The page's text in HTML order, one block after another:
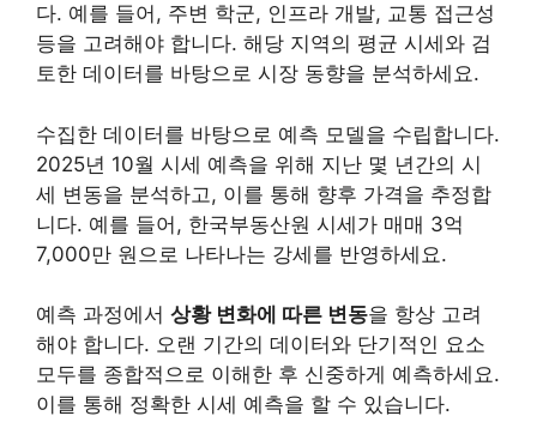
다. 예를 들어, 주변 학군, 인프라 개발, 교통 접근성
등을 고려해야 합니다. 해당 지역의 평균 시세와 검
토한 데이터를 바탕으로 시장 동향을 분석하세요.
수집한 데이터를 바탕으로 예측 모델을 수립합니다.
2025년 10월 시세 예측을 위해 지난 몇 년간의 시
세 변동을 분석하고, 이를 통해 향후 가격을 추정합
니다. 예를 들어, 한국부동산원 시세가 매매 3억
7,000만 원으로 나타나는 강세를 반영하세요.
예측 과정에서 상황 변화에 따른 변동을 항상 고려
해야 합니다. 오랜 기간의 데이터와 단기적인 요소
모두를 종합적으로 이해한 후 신중하게 예측하세요.
이를 통해 정확한 시세 예측을 할 수 있습니다.